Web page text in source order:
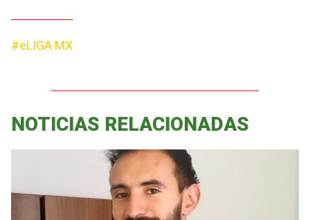
#eLIGA MX
NOTICIAS RELACIONADAS